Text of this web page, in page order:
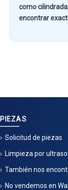
como
encontrar
PIEZAS
Solicitud de piezas
Limpieza por
También nos
No vendemos en